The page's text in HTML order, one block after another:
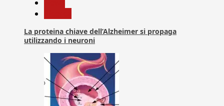
La proteina chiave dell’Alzheimer si propaga
utilizzando i neuroni